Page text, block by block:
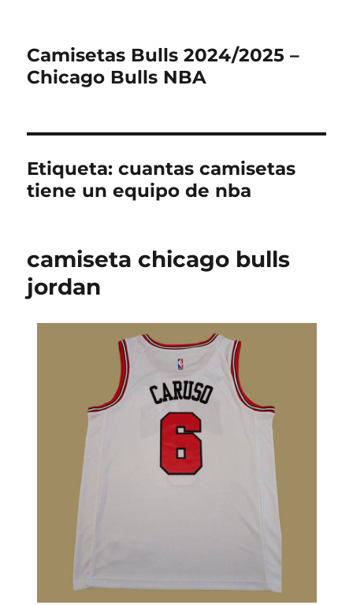
Camisetas Bulls 2024/2025 –
Chicago Bulls NBA
Etiqueta:cuantas camisetas
tiene un equipo de nba
camiseta chicago bulls
jordan